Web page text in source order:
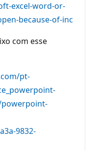
excel-word-or-
because-of-inc
com esse
pt-
powerpoint-
9832-